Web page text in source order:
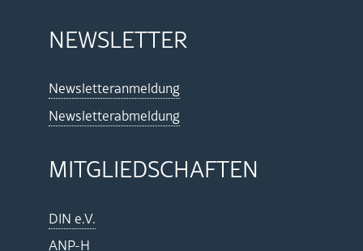
NEWS­LET­TER
News­let­ter­an­mel­dung
News­let­ter­ab­mel­dung
MIT­GLIED­SCHAF­TEN
DIN e.V.
ANP-H